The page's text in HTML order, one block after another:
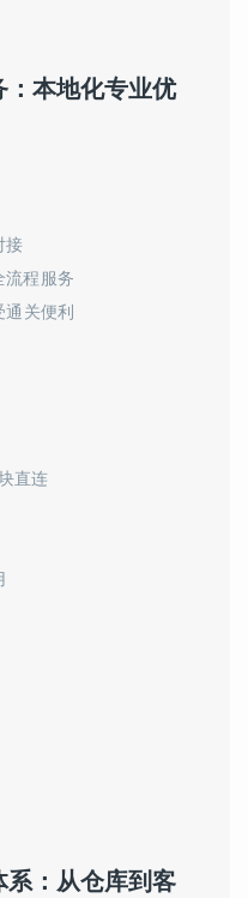
本地化专业优
接
流程服务
通关便利
直连
：从仓库到客